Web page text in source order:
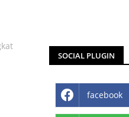
SOCIAL PLUGIN
facebook